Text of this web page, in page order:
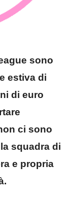
sono
estiva di
di euro
ci sono
squadra di
e propria